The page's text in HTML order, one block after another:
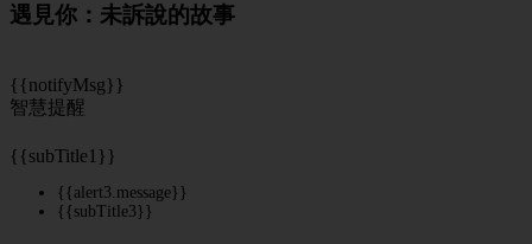
遇見你：未訴說的故事
{{notifyMsg}}
智慧提醒
{{subTitle1}}
{{alert3.message}}
{{subTitle3}}